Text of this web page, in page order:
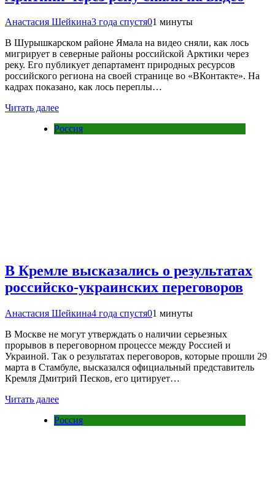
Анастасия Шейкина3 года спустя01 минуты
В Шурышкарском районе Ямала на видео сняли, как лось
мигрирует в северные районы российской Арктики через
реку. Его публикует департамент природных ресурсов
российского региона на своей странице во «ВКонтакте». На
кадрах показано, как лось переплы…
Читать далее
Россия
В Кремле высказались о результатах
российско-украинских переговоров
Анастасия Шейкина4 года спустя01 минуты
В Москве не могут утверждать о наличии серьезных
прорывов в переговорном процессе между Россией и
Украиной. Так о результатах переговоров, которые прошли 29
марта в Стамбуле, высказался официальный представитель
Кремля Дмитрий Песков, его цитирует…
Читать далее
Россия